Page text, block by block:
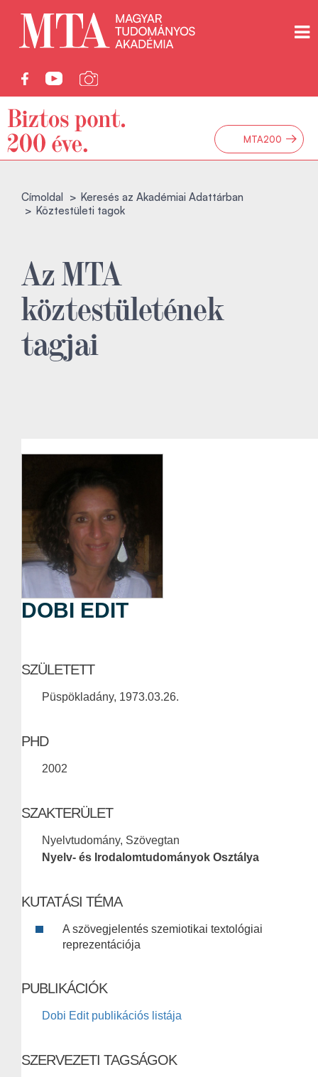
MTA200 →
Címoldal
Keresés az Akadémiai Adattárban
Köztestületi tagok
Az MTA
köztestületének
tagjai
DOBI EDIT
SZÜLETETT
Püspökladány, 1973.03.26.
PHD
2002
SZAKTERÜLET
Nyelvtudomány, Szövegtan
Nyelv- és Irodalomtudományok Osztálya
KUTATÁSI TÉMA
A szövegjelentés szemiotikai textológiai
reprezentációja
PUBLIKÁCIÓK
Dobi Edit publikációs listája
SZERVEZETI TAGSÁGOK